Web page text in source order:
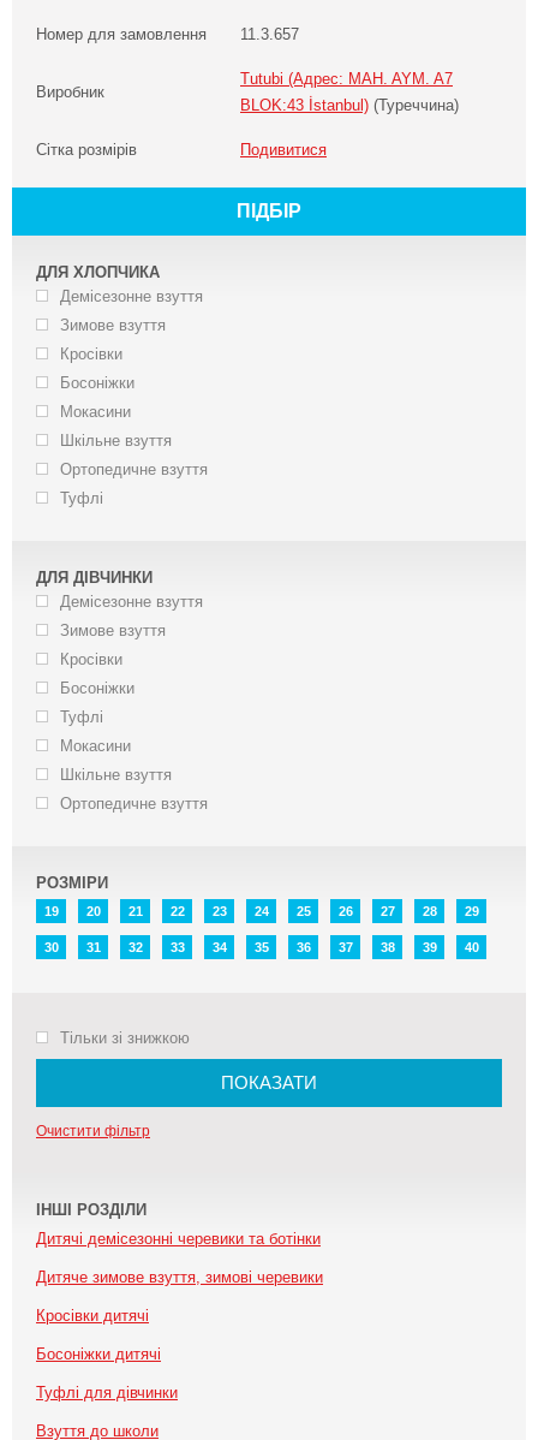
Номер для замовлення 11.3.657
Виробник
Tutubi (Адрес: MAH. AYM. A7
BLOK:43 İstanbul) (Туреччина)
Сітка розмірів Подивитися
ПІДБІР
ДЛЯ ХЛОПЧИКА
Демісезонне взуття
Зимове взуття
Кросівки
Босоніжки
Мокасини
Шкільне взуття
Ортопедичне взуття
Туфлі
ДЛЯ ДІВЧИНКИ
Демісезонне взуття
Зимове взуття
Кросівки
Босоніжки
Туфлі
Мокасини
Шкільне взуття
Ортопедичне взуття
РОЗМІРИ
19 20 21 22 23 24 25 26 27 28 29
30 31 32 33 34 35 36 37 38 39 40
Тільки зі знижкою
ПОКАЗАТИ
Очистити фільтр
ІНШІ РОЗДІЛИ
Дитячі демісезонні черевики та ботінки
Дитяче зимове взуття, зимові черевики
Кросівки дитячі
Босоніжки дитячі
Туфлі для дівчинки
Взуття до школи